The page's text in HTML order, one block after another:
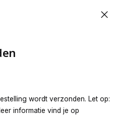
wordt verzonden. Let op:
informatie vind je op